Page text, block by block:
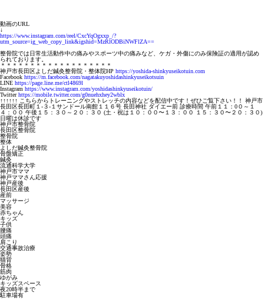
動画のURL
↓
https://www.instagram.com/reel/CxcYqOgxxp_/?
utm_source=ig_web_copy_link&igshid=MzRlODBiNWFlZA==
整骨院では日常生活動作中の痛みやスポーツ中の痛みなど、ケガ・外傷にのみ保険証の適用が認め
られております。
＊＊＊＊＊＊＊＊＊＊＊＊＊＊＊＊＊＊＊
神戸市長田区よしだ鍼灸整骨院・整体院HP https://yoshida-shinkyuseikotuin.com
Facebook https://m.facebook.com/nagatakuyoshidashinkyuseikotsuin
LINE https://page.line.me/ctl4869l
Instagram https://www.instagram.com/yoshidashinkyuseikotuin/
Twitterhttps://mobile.twitter.com/g0nuehxhey2wblx
↑↑↑↑↑↑ こちらからトレーニングやストレッチの内容などを配信中です！ぜひご覧下さい！！ 神戸市
長田区長田町１-３-１サンドール南館１１６号 長田神社 ダイエー前 診療時間 午前１１：0０～１
４：００ 午後１５：３０～２０：３０ (土・祝は１０：００〜１３：００ １５：３０〜２０：３０)
日曜は休診です
神戸市整骨院
長田区整骨院
整骨院
整体
よしだ鍼灸整骨院
骨盤矯正
鍼灸
流通科学大学
神戸市ママ
神戸ママさん応援
神戸産後
長田区産後
産前
マッサージ
美容
赤ちゃん
キッズ
子供
腰痛
頭痛
肩こり
交通事故治療
姿勢
猫背
骨格
筋肉
ゆがみ
キッズスペース
夜20時半まで
駐車場有